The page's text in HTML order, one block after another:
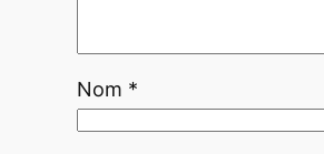
Nom *